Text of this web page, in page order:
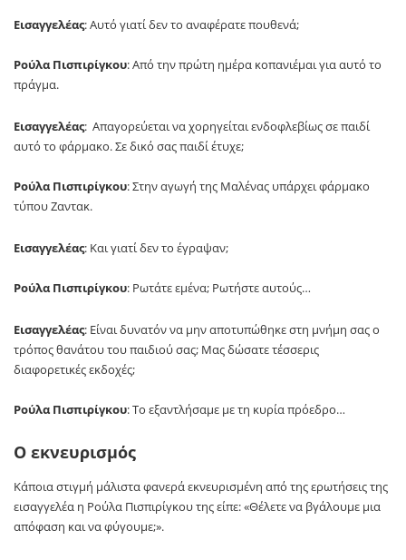
Εισαγγελέας: Αυτό γιατί δεν το αναφέρατε πουθενά;
Ρούλα Πισπιρίγκου: Από την πρώτη ημέρα κοπανιέμαι για αυτό το
πράγμα.
Εισαγγελέας: Απαγορεύεται να χορηγείται ενδοφλεβίως σε παιδί
αυτό το φάρμακο. Σε δικό σας παιδί έτυχε;
Ρούλα Πισπιρίγκου: Στην αγωγή της Μαλένας υπάρχει φάρμακο
τύπου Ζαντακ.
Εισαγγελέας: Και γιατί δεν το έγραψαν;
Ρούλα Πισπιρίγκου: Ρωτάτε εμένα; Ρωτήστε αυτούς…
Εισαγγελέας: Είναι δυνατόν να μην αποτυπώθηκε στη μνήμη σας ο
τρόπος θανάτου του παιδιού σας; Μας δώσατε τέσσερις
διαφορετικές εκδοχές;
Ρούλα Πισπιρίγκου: Το εξαντλήσαμε με τη κυρία πρόεδρο…
Ο εκνευρισμός
Κάποια στιγμή μάλιστα φανερά εκνευρισμένη από της ερωτήσεις της
εισαγγελέα η Ρούλα Πισπιρίγκου της είπε: «Θέλετε να βγάλουμε μια
απόφαση και να φύγουμε;».